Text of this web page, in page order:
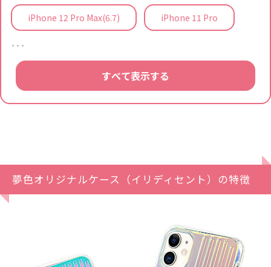
iPhone 12 Pro Max(6.7) iPhone 11 Pro
…
すべて表示する
夢色オリジナルケース（イリディセント）の特徴